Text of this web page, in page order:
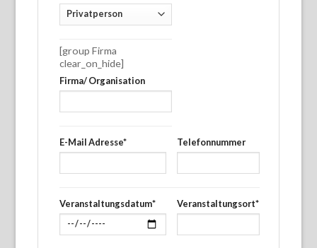
[group Firma
clear_on_hide]
Firma/ Organisation
E-Mail Adresse* Telefonnummer
Veranstaltungsdatum* Veranstaltungsort*